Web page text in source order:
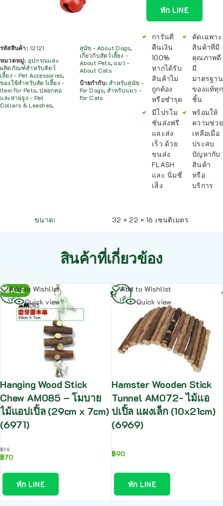
รหัสสินค้า:12121
หมวดหมู่: อุปกรณและ
ผลิตภัณฑ์สำหรับสัตว์
เลี้ยง - Pet Accessories,
ของใช้สำหรับสัตว์เลี้ยง -
Item For Pets, ปลอกคอ
และสายจูง - Pet
Collars & Leashes,
สุนัข - About Dogs,
เกี่ยวกับสัตว์เลี้ยง -
About Pets, แมว -
About Cats
ป้ายกำกับ:สำหรับสุนัข -
For Dogs, สำหรับแมว -
For Cats
ทัก LINE
การันตี
คืนเงิน
100%
หากได้รับ
สินค้าไม่
ถูกต้อง
หรือชำรุด
มีโปรโม
ชั่นส่งฟรี
และส่ง
เร็ว ด้วย
ขนส่ง
FLASH
และ นิ่มซี่
เส็ง
คัดเฉพาะ
สินค้าที่มี
คุณภาพดี
มี
มาตรฐาน
ของแท้ทุก
ชิ้น
พร้อมให้
ความช่วย
เหลือเมื่อ
ประสบ
ปัญหากับ
สินค้า
หรือ
บริการ
ขนาด 32 × 22 × 16 เซนติเมตร
สินค้าที่เกี่ยวข้อง
SALE
Add to Wishlist
Quick view
Hanging Wood Stick
Chew AM085 – โมบาย
ไม้แอปเปิ้ล (29cm x 7cm)
(6971)
฿75
฿70
ทัก LINE
อ่าน
เพิ่ม
Add to Wishlist
Quick view
Hamster Wooden Stick
Tunnel AM072- ไม้แอ
ปเปิ้ล แผงเล็ก (10x21cm)
(6969)
฿90
ทัก LINE
อ่าน
เพิ่ม